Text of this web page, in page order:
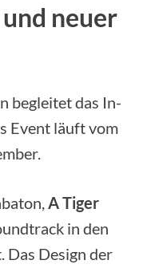
neuer
begleitet das In-
Event läuft vom
A Tiger
in den
Das Design der